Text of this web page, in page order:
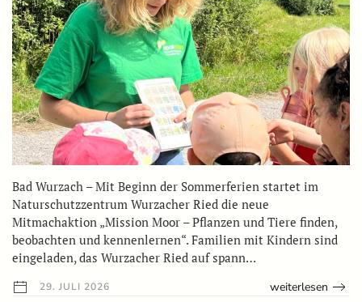
Bad Wurzach – Mit Beginn der Sommerferien startet im
Naturschutzzentrum Wurzacher Ried die neue
Mitmachaktion „Mission Moor – Pflanzen und Tiere finden,
beobachten und kennenlernen“. Familien mit Kindern sind
eingeladen, das Wurzacher Ried auf spann…
29. JULI 2026 weiterlesen